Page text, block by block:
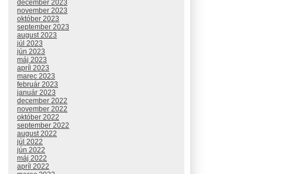
december 2023
november 2023
október 2023
september 2023
august 2023
júl 2023
jún 2023
máj 2023
apríl 2023
marec 2023
február 2023
január 2023
december 2022
november 2022
október 2022
september 2022
august 2022
júl 2022
jún 2022
máj 2022
apríl 2022